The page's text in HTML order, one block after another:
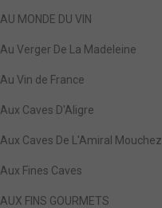
AU MONDE DU VIN
Au Verger De La Madeleine
Au Vin de France
Aux Caves D'Aligre
Aux Caves De L'Amiral Mouchez
Aux Fines Caves
AUX FINS GOURMETS